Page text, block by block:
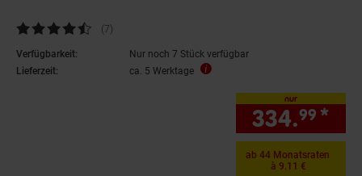
Kundenbewertung: 4,57 von 5 Sternen
(7Kundenbewertungen
)
Verfügbarkeit:
Nur noch 7 Stück verfügbar
Lieferzeit:
ca. 5 Werktage
nur
334.99 *
ab 44 Monatsraten
à 9.11 €